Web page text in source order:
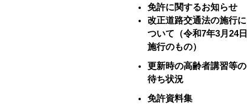
免許に関するお知らせ
改正道路交通法の施行に
ついて（令和7年3月24日
施行のもの）
更新時の高齢者講習等の
待ち状況
免許資料集